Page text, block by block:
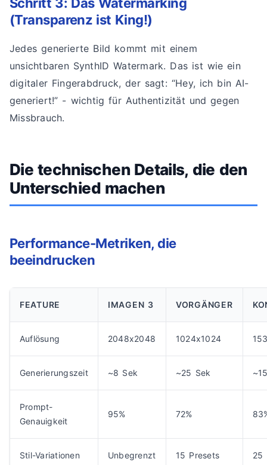
(Transparenz ist King!)
Jedes generierte Bild kommt mit einem
unsichtbaren SynthID Watermark. Das ist wie ein
digitaler Fingerabdruck, der sagt: “Hey, ich bin AI-
generiert!” - wichtig für Authentizität und gegen
Missbrauch.
Die technischen Details, die den
Unterschied machen
Performance-Metriken, die
beeindrucken
FEATURE IMAGEN 3 VORGÄNGER
Auflösung 2048x2048 1024x1024
Generierungszeit ~8 Sek ~25 Sek
Prompt-
Genauigkeit
95% 72%
Stil-Variationen Unbegrenzt 15 Presets 25